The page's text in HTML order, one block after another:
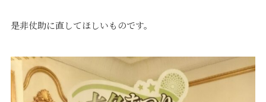
©speaks-test.
是非仗助に直してほしいものです。